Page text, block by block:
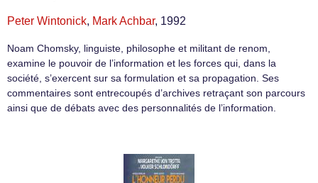
Peter Wintonick, Mark Achbar, 1992
Noam Chomsky, linguiste, philosophe et militant de renom,
examine le pouvoir de l’information et les forces qui, dans la
société, s’exercent sur sa formulation et sa propagation. Ses
commentaires sont entrecoupés d’archives retraçant son parcours
ainsi que de débats avec des personnalités de l’information.